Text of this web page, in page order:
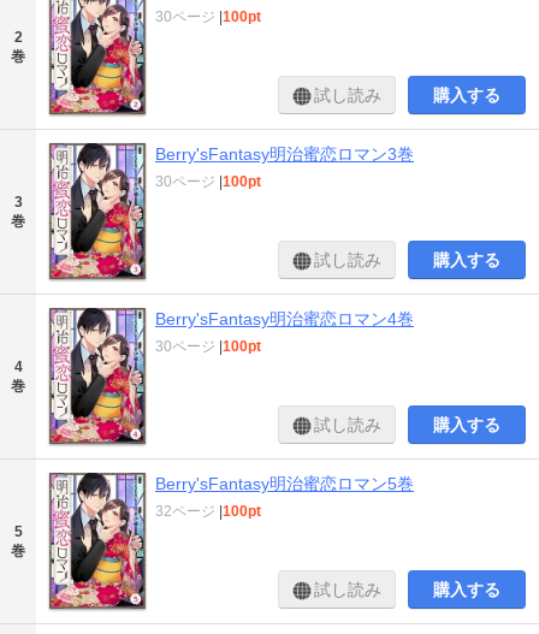
2
巻
30ページ |100pt
試し読み 購入する
3
巻
Berry'sFantasy明治蜜恋ロマン3巻
30ページ |100pt
試し読み 購入する
4
巻
Berry'sFantasy明治蜜恋ロマン4巻
30ページ |100pt
試し読み 購入する
5
巻
Berry'sFantasy明治蜜恋ロマン5巻
32ページ |100pt
試し読み 購入する